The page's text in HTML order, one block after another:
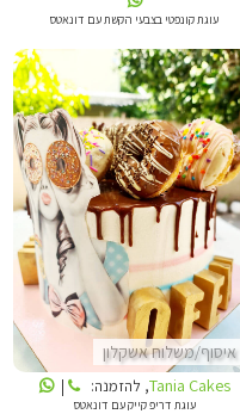
עוגת קונפטי בצבעי הקשת עם דונאטס
איסוף/משלוח אשקלון
TANIA CAKES
Tania Cakes, להזמנה: |
עוגת דריפ קייק עם דונאטס